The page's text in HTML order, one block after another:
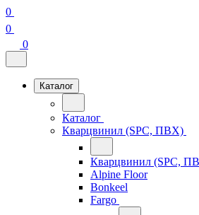
0
0
0
Каталог
Каталог
Кварцвинил (SPC, ПВХ)
Кварцвинил (SPC,
Alpine Floor
Bonkeel
Fargo